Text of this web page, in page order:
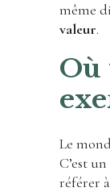
même
valeur.
Où
Le
C’est
référer